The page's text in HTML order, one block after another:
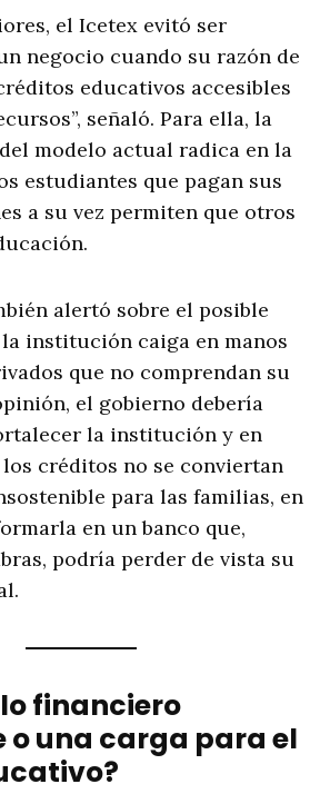
el Icetex evitó ser
negocio cuando su razón de
educativos accesibles
señaló. Para ella, la
modelo actual radica en la
estudiantes que pagan sus
a su vez permiten que otros
alertó sobre el posible
institución caiga en manos
que no comprendan su
el gobierno debería
la institución y en
créditos no se conviertan
para las familias, en
en un banco que,
podría perder de vista su
financiero
o una carga para el